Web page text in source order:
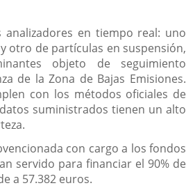
analizadores en tiempo real: uno
otro de partículas en suspensión,
objeto de seguimiento
de la Zona de Bajas Emisiones.
con los métodos oficiales de
suministrados tienen un alto
con cargo a los fondos
servido para financiar el 90% de
a 57.382 euros.